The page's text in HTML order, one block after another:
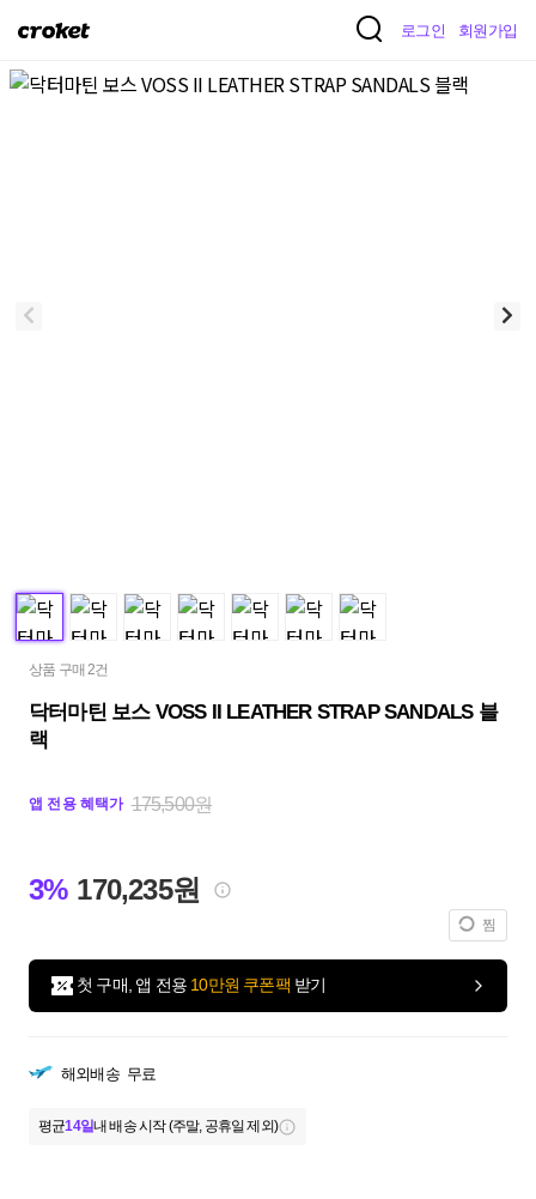
크
켓
로그인 회원가입
상품 구매 2건
닥터마틴 보스 VOSS II LEATHER STRAP SANDALS 블
랙
앱 전용 혜택가 175,500원
3% 170,235원
찜
첫 구매, 앱 전용 10만원 쿠폰팩 받기
해외배송 무료
평균14일내 배송 시작 (주말, 공휴일 제외)